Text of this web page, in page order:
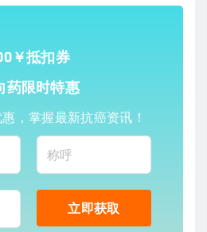
￥抵扣券
药限时特惠
，掌握最新抗癌资讯！